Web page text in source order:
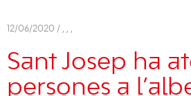
12/06/2020 / , , ,
Sant Josep ha
persones a